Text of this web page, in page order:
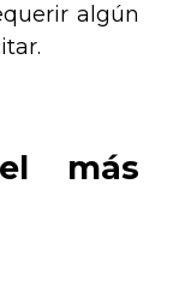
algún
más